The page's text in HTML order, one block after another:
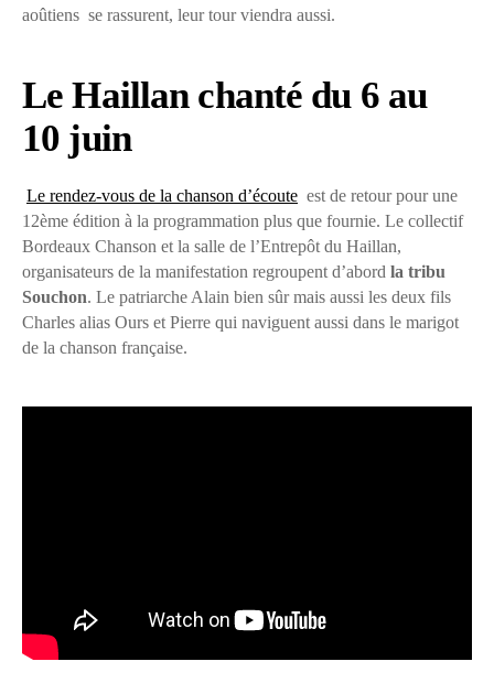
aoûtiens se rassurent, leur tour viendra aussi.
Le Haillan chanté du 6 au
10 juin
Le rendez-vous de la chanson d’écoute est de retour pour une
12ème édition à la programmation plus que fournie. Le collectif
Bordeaux Chanson et la salle de l’Entrepôt du Haillan,
organisateurs de la manifestation regroupent d’abord la tribu
Souchon. Le patriarche Alain bien sûr mais aussi les deux fils
Charles alias Ours et Pierre qui naviguent aussi dans le marigot
de la chanson française.